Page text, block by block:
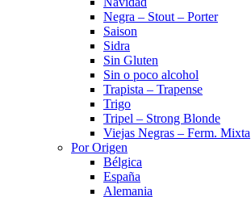
Negra – Stout – Porter
Saison
Sidra
Sin Gluten
Sin o poco alcohol
Trapista – Trapense
Trigo
Tripel – Strong Blonde
Viejas Negras – Ferm. Mixta
Por Origen
Bélgica
España
Alemania